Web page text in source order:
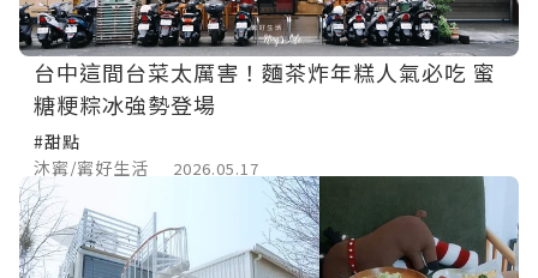
台中這間台菜太厲害！麵茶炸年糕人氣必吃 蜜
糖粳粽冰強勢登場
#甜點
沐寗/寗好生活
2026.05.17